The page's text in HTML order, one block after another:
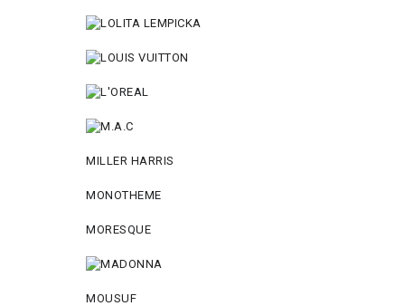
MILLER HARRIS
MONOTHEME
MORESQUE
MOUSUF